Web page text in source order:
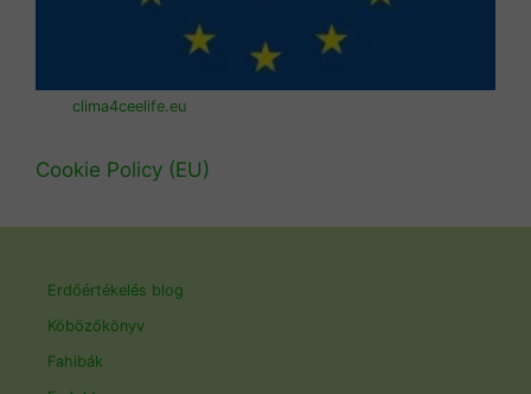
clima4ceelife.eu
Cookie Policy (EU)
Erdőértékelés blog
Köbözőkönyv
Fahibák